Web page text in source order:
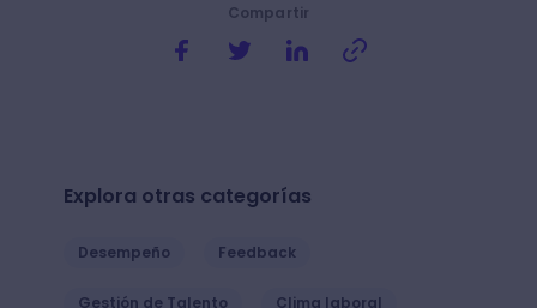
Compartir
Explora otras categorías
Desempeño Feedback
Gestión de Talento Clima laboral